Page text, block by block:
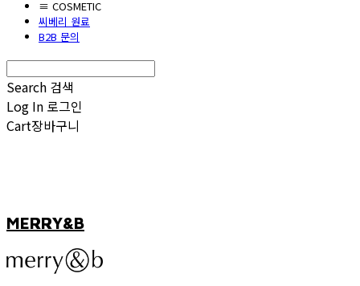
≡ COSMETIC
씨베리 원료
B2B 문의
Search 검색
Log In 로그인
Cart장바구니
MERRY&B